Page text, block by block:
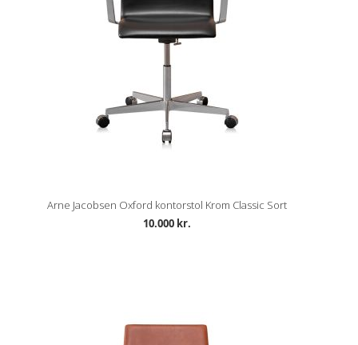
Arne Jacobsen Oxford kontorstol Krom Classic Sort
10.000 kr.